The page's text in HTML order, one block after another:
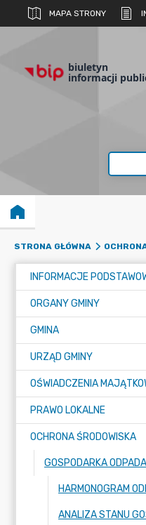
MAPA STRONY
biuletyn
informacji
STRONA GŁÓWNA
INFORMACJE
ORGANY GMINY
GMINA
URZĄD GMINY
OŚWIADCZENIA
PRAWO LOKALNE
OCHRONA ŚRODOWISKA
GOSPODARKA